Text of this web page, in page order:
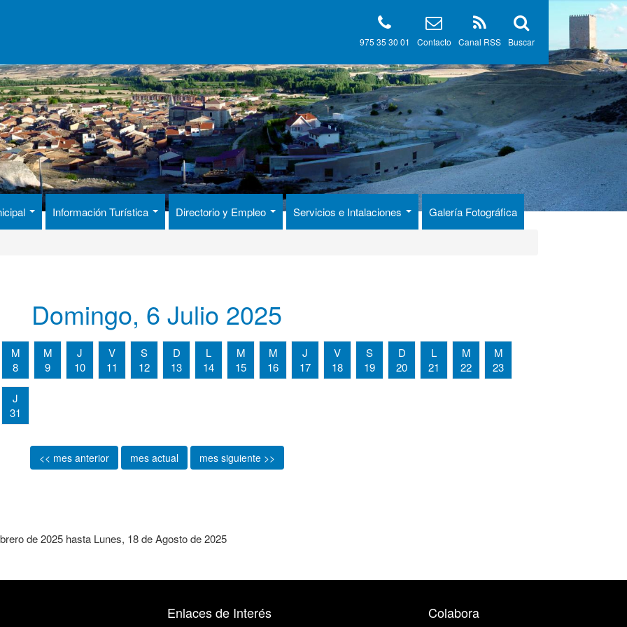
Buscar
Canal RSS
Contacto
975 35 30 01
Información Turística Directorio y Empleo Servicios e Intalaciones Galería Fotográfica
Domingo, 6 Julio 2025
M
8
M
9
J
10
V
11
S
12
D
13
L
14
M
15
M
16
J
17
V
18
S
19
D
20
L
21
M
22
M
23
J
31
<< mes anterior mes actual mes siguiente >>
de 2025hasta Lunes, 18 de Agosto de 2025
Enlaces de Interés Colabora